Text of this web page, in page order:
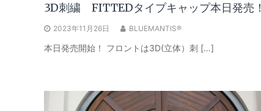
3D刺繍 FITTEDタイプキャップ本日発売！
2023年11月26日 BLUEMANTIS®
本日発売開始！ フロントは3D(立体）刺 […]